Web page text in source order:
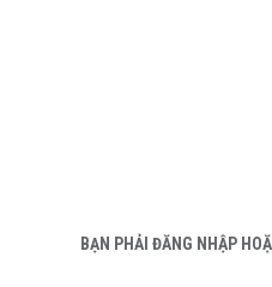
BẠN PHẢI ĐĂNG NHẬP